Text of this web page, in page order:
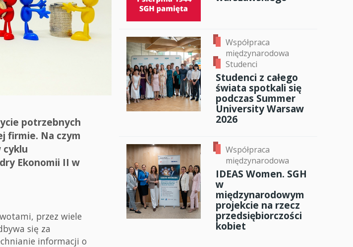
Wspomnienia
potrzebnych
firmie. Na czym
cyklu
Ekonomii II w
przez wiele
się za
informacji o
Współpraca
międzynarodowa
Studenci
Studenci z całego
świata spotkali się
podczas Summer
University Warsaw
2026
Współpraca
międzynarodowa
IDEAS Women. SGH
w
międzynarodowym
projekcie na rzecz
przedsiębiorczości
kobiet